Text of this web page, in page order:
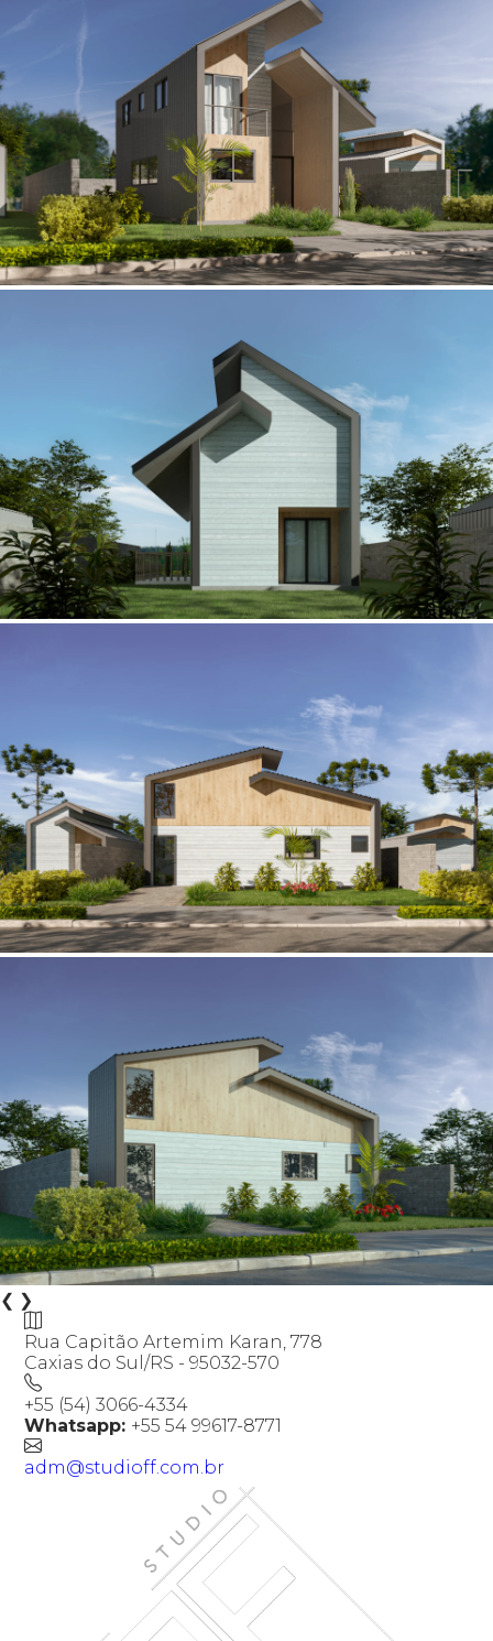
❮ ❯
Rua Capitão Artemim Karan, 778
Caxias do Sul/RS - 95032-570
+55 (54) 3066-4334
Whatsapp: +55 54 99617-8771
adm@studioff.com.br